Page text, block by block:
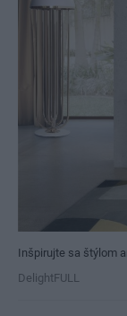
Inšpirujte sa štýlom
DelightFULL